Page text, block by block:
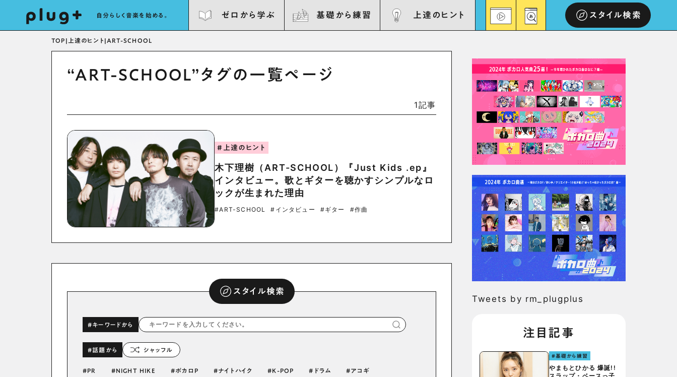
自分らしく音楽を始める。 ゼロから学ぶ 基礎から練習 上達のヒント スタイル検索
TOP | 上達のヒント | ART-SCHOOL
“ART-SCHOOL”タグの一覧ページ
1記事
#上達のヒント
木下理樹（ART-SCHOOL）『Just Kids .ep』
インタビュー。歌とギターを聴かすシンプルなロ
ックが生まれた理由
#ART-SCHOOL #インタビュー #ギター #作曲
スタイル検索
#キーワードから
#話題から シャッフル
PR NIGHT HIKE ボカロP ナイトハイク K-POP ドラム アコギ
Tweets by rm_plugplus
注目記事
#基礎から練習
やまもとひかる 爆誕!!